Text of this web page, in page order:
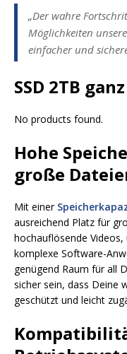
„Der wahre
Möglichkeiten
einfacher und
SSD 2TB
No products found.
Hohe
große
Mit einer
ausreichend Platz für
hochauflösende
komplexe Software-
genügend Raum für all
sicher sein, dass Deine
geschützt und leicht